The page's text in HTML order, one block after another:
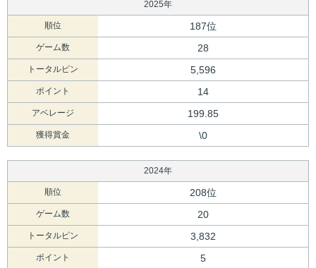
2025年
順位 187位
ゲーム数 28
トータルピン 5,596
ポイント 14
アベレージ 199.85
獲得賞金 \0
2024年
順位 208位
ゲーム数 20
トータルピン 3,832
ポイント 5